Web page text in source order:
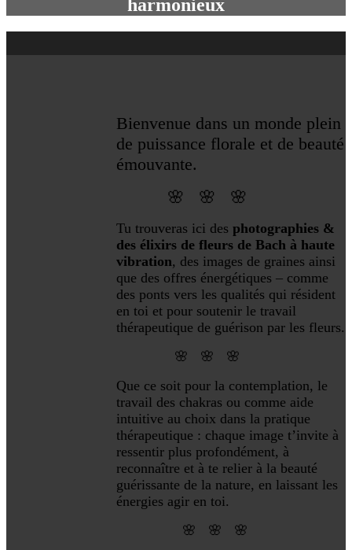
harmonieux
Bienvenue dans un monde plein
de puissance florale et de beauté
émouvante.
🌸 🌸 🌸
Tu trouveras ici des photographies &
des élixirs de fleurs de Bach à haute
vibration, des images de graines ainsi
que des offres énergétiques – comme
des ponts vers les qualités qui résident
en toi et pour soutenir le travail
thérapeutique de guérison par les fleurs.
🌸 🌸 🌸
Que ce soit pour la contemplation, le
travail des chakras ou comme aide
intuitive au choix dans la pratique
thérapeutique : chaque image t’invite à
ressentir plus profondément, à
reconnaître et à te relier à la beauté
guérissante de la nature, en laissant les
énergies agir en toi.
🌸 🌸 🌸